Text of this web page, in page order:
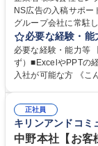
NS広告の入稿サポート業務
グループ会社に常駐
生する業務を幅広く
ト、進行管理等 部内
先との定例資料作成
後のデータ抽出と効
ール対応 ◆常駐先に向けた事業
グループ【CM・
必要な経験・能
必要な経験・能力等
ず）■ExcelやPPTの
入社が可能な方 《こんな方にピッタリです！》 ◆コツコツと進める仕事
ャリア・スキルUPを目指したい方 学歴・資格
大 専修学校 高校 語
正社員
キリンアンドコミ
中野本社【お客